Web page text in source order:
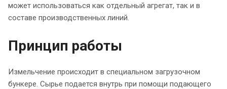
может использоваться как отдельный агрегат, так и в
составе производственных линий.
Принцип работы
Измельчение происходит в специальном загрузочном
бункере. Сырье подается внутрь при помощи подающего